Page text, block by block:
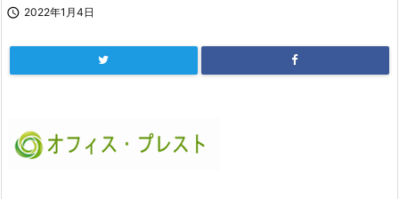
 2022年1月4日